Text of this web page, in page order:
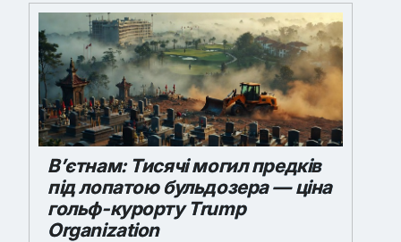
В’єтнам: Тисячі могил предків
під лопатою бульдозера — ціна
гольф-курорту Trump
Organization